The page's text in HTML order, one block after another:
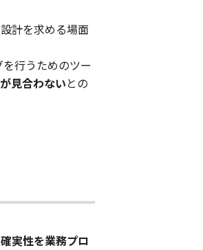
計を求める場面
行うためのツー
見合わないとの
実性を業務プロ